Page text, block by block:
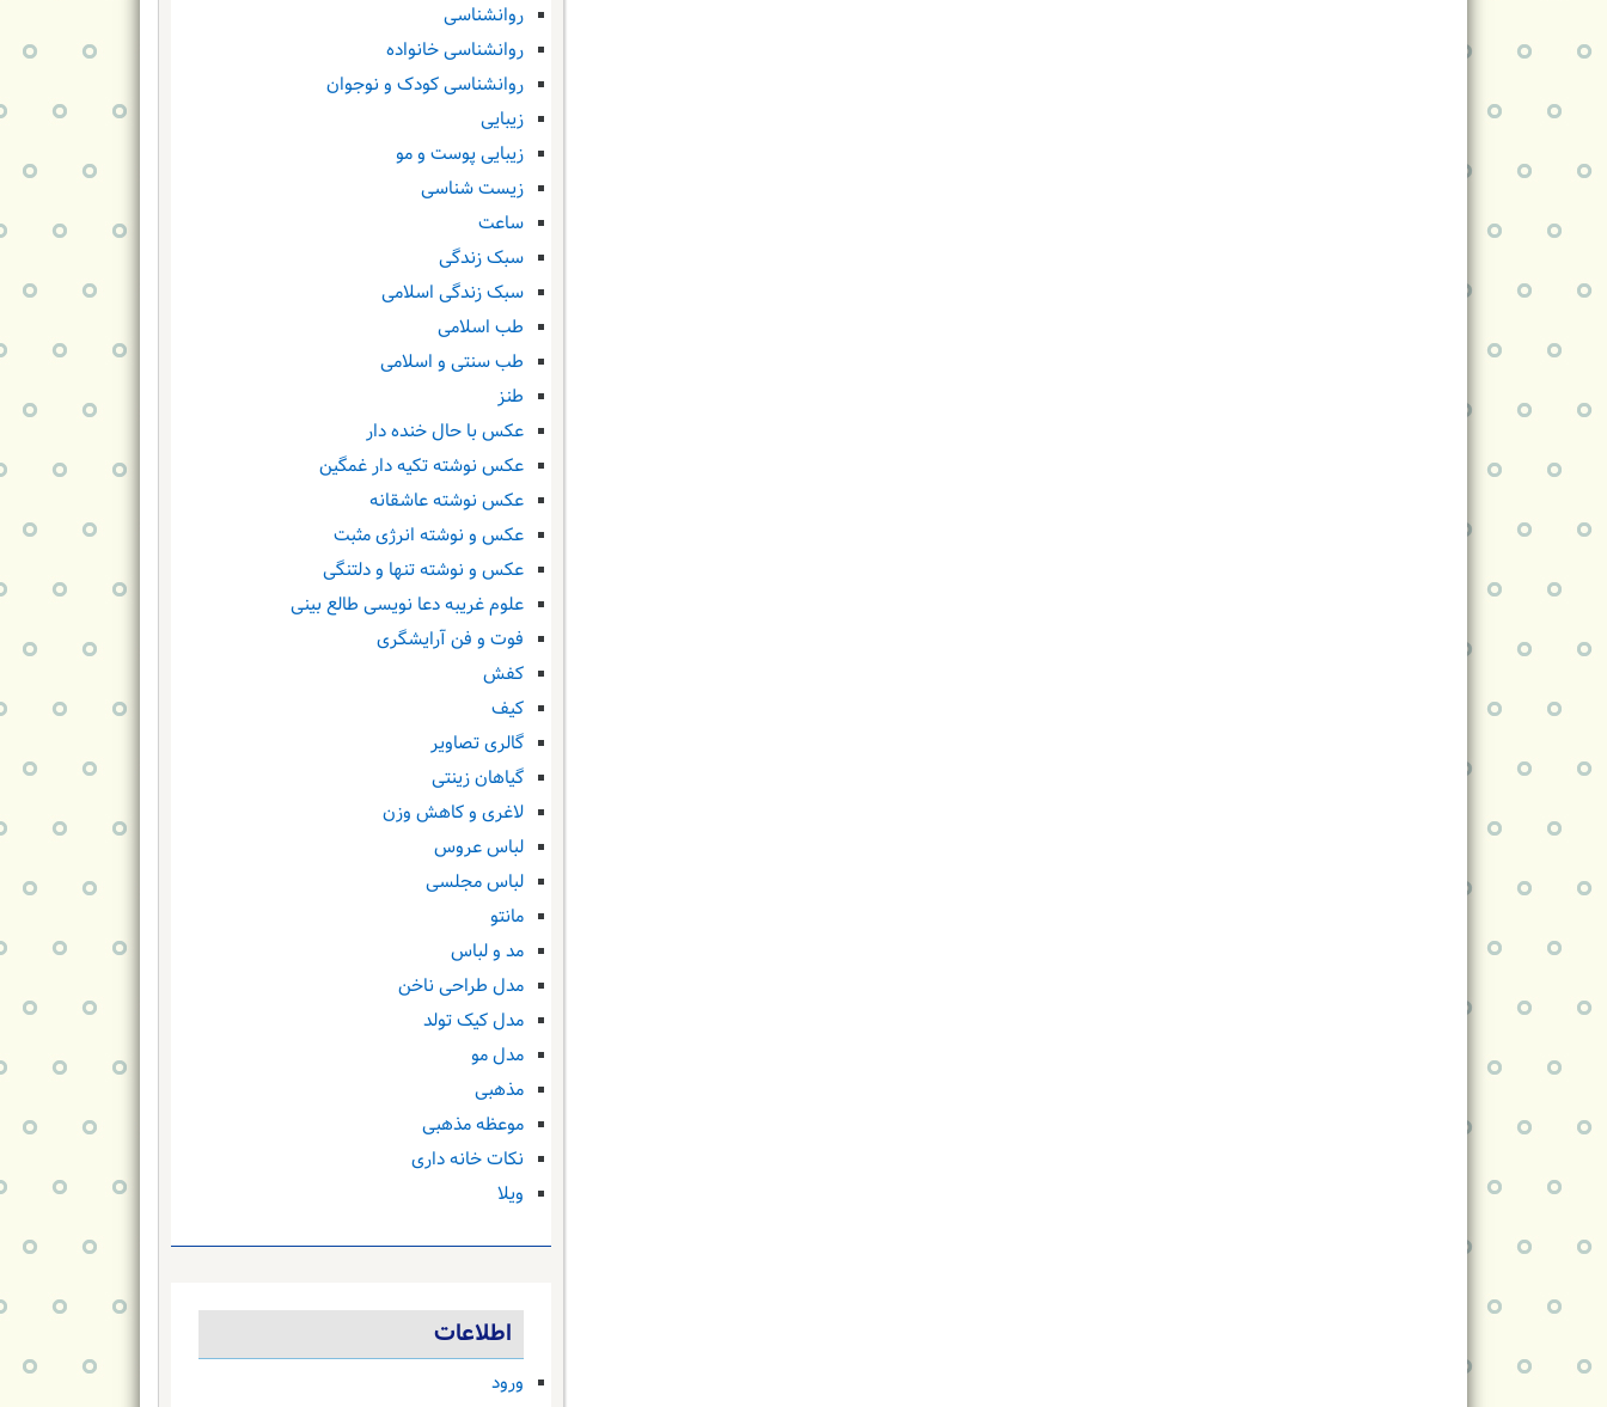
روانشناسی
روانشناسی خانواده
روانشناسی کودک و نوجوان
زیبایی
زیبایی پوست و مو
زیست شناسی
ساعت
سبک زندگی
سبک زندگی اسلامی
طب اسلامی
طب سنتی و اسلامی
طنز
عکس با حال خنده دار
عکس نوشته تکیه دار غمگین
عکس نوشته عاشقانه
عکس و نوشته انرژی مثبت
عکس و نوشته تنها و دلتنگی
علوم غریبه دعا نویسی طالع بینی
فوت و فن آرایشگری
کفش
کیف
گالری تصاویر
گیاهان زینتی
لاغری و کاهش وزن
لباس عروس
لباس مجلسی
مانتو
مد و لباس
مدل طراحی ناخن
مدل کیک تولد
مدل مو
مذهبی
موعظه مذهبی
نکات خانه داری
ویلا
اطلاعات
ورود